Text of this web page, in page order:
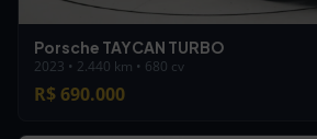
Porsche TAYCAN TURBO
2023 • 2.440 km • 680 cv
R$ 690.000